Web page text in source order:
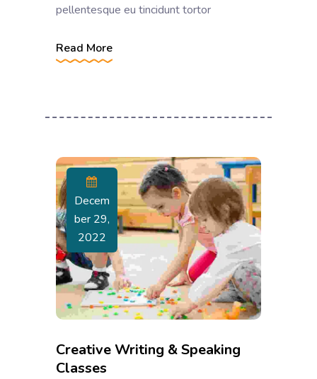
pellentesque eu tincidunt tortor
Read More
Decem
Ber 29,
2022
Creative Writing & Speaking
Classes